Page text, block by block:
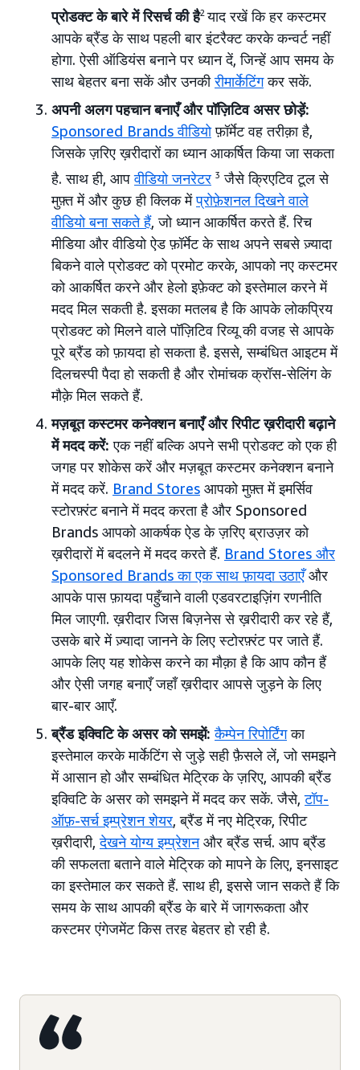
प्रोडक्ट के बारे में रिसर्च की है2याद रखें कि हर कस्टमर
आपके ब्रैंड के साथ पहली बार इंटरैक्ट करके कन्वर्ट नहीं
होगा. ऐसी ऑडियंस बनाने पर ध्यान दें, जिन्हें आप समय के
साथ बेहतर बना सकें और उनकीरीमार्केटिंगकर सकें.
अपनी अलग पहचान बनाएँ और पॉज़िटिव असर छोड़ें:
Sponsored Brands वीडियोफ़ॉर्मेट वह तरीक़ा है,
जिसके ज़रिए ख़रीदारों का ध्यान आकर्षित किया जा सकता
है. साथ ही, आपवीडियो जनरेटर 3 जैसे क्रिएटिव टूल से
मुफ़्त में और कुछ ही क्लिक मेंप्रोफ़ेशनल दिखने वाले
वीडियो बना सकते हैं, जो ध्यान आकर्षित करते हैं. रिच
मीडिया और वीडियो ऐड फ़ॉर्मेट के साथ अपने सबसे ज़्यादा
बिकने वाले प्रोडक्ट को प्रमोट करके, आपको नए कस्टमर
को आकर्षित करने और हेलो इफ़ेक्ट को इस्तेमाल करने में
मदद मिल सकती है. इसका मतलब है कि आपके लोकप्रिय
प्रोडक्ट को मिलने वाले पॉज़िटिव रिव्यू की वजह से आपके
पूरे ब्रैंड को फ़ायदा हो सकता है. इससे, सम्बंधित आइटम में
दिलचस्पी पैदा हो सकती है और रोमांचक क्रॉस-सेलिंग के
मौक़े मिल सकते हैं.
मज़बूत कस्टमर कनेक्शन बनाएँ और रिपीट ख़रीदारी बढ़ाने
में मदद करें: एक नहीं बल्कि अपने सभी प्रोडक्ट को एक ही
जगह पर शोकेस करें और मज़बूत कस्टमर कनेक्शन बनाने
में मदद करें. Brand Stores आपको मुफ़्त में इमर्सिव
स्टोरफ़्रंट बनाने में मदद करता है और Sponsored
Brands आपको आकर्षक ऐड के ज़रिए ब्राउज़र को
ख़रीदारों में बदलने में मदद करते हैं. Brand Stores और
Sponsored Brands का एक साथ फ़ायदा उठाएँऔर
आपके पास फ़ायदा पहुँचाने वाली एडवरटाइज़िंग रणनीति
मिल जाएगी. ख़रीदार जिस बिज़नेस से ख़रीदारी कर रहे हैं,
उसके बारे में ज़्यादा जानने के लिए स्टोरफ़्रंट पर जाते हैं.
आपके लिए यह शोकेस करने का मौक़ा है कि आप कौन हैं
और ऐसी जगह बनाएँ जहाँ ख़रीदार आपसे जुड़ने के लिए
बार-बार आएँ.
ब्रैंड इक्विटि के असर को समझें: कैम्पेन रिपोर्टिंगका
इस्तेमाल करके मार्केटिंग से जुड़े सही फ़ैसले लें, जो समझने
में आसान हो और सम्बंधित मेट्रिक के ज़रिए, आपकी ब्रैंड
इक्विटि के असर को समझने में मदद कर सकें. जैसे,टॉप-
ऑफ़-सर्च इम्प्रेशन शेयर, ब्रैंड में नए मेट्रिक, रिपीट
ख़रीदारी,देखने योग्य इम्प्रेशनऔर ब्रैंड सर्च. आप ब्रैंड
की सफलता बताने वाले मेट्रिक को मापने के लिए, इनसाइट
का इस्तेमाल कर सकते हैं. साथ ही, इससे जान सकते हैं कि
समय के साथ आपकी ब्रैंड के बारे में जागरूकता और
कस्टमर एंगेजमेंट किस तरह बेहतर हो रही है.